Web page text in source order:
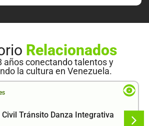
Relacionados
años conectando talentos y
la cultura en Venezuela.
Tránsito Danza Integrativa